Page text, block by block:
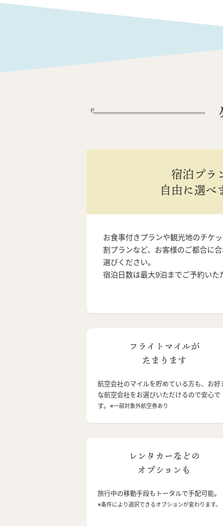
宿泊プラ
自由に選べ
お食事付きプランや観光地のチケ
割プランなど、お客様のご都合に
選びください。
宿泊日数は最大9泊までご予約いた
フライトマイルが
たまります
航空会社のマイルを貯めている方も、お好
な航空会社をお選びいただけるので安心で
す。 ※一部対象外航空券あり
レンタカーなどの
オプションも
旅行中の移動手段もトータルで手配可能。
※条件により選択できるオプションが変わります。